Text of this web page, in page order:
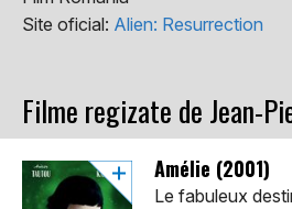
Site oficial: Alien: Resurrection
Filme regizate de Jean-
Amélie (2001)
Le fabuleux